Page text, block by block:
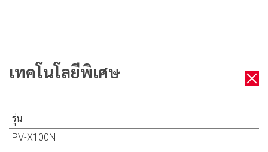
เทคโนโลยีพิเศษ
รุ่น
PV-X100N